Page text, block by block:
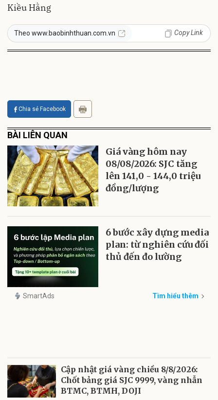
Kiều Hằng
Theo www.baobinhthuan.com.vn Copy Link
Chia sẻ Facebook
BÀI LIÊN QUAN
Giá vàng hôm nay
08/08/2026: SJC tăng
lên 141,0 - 144,0 triệu
đồng/lượng
6 bước xây dựng media
plan: từ nghiên cứu đối
thủ đến đo lường
SmartAds Tìm hiểu thêm
Cập nhật giá vàng chiều 8/8/2026:
Chốt bảng giá SJC 9999, vàng nhẫn
BTMC, BTMH, DOJI